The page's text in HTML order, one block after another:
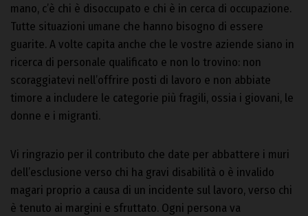
mano, c’è chi è disoccupato e chi è in cerca di occupazione.
Tutte situazioni umane che hanno bisogno di essere
guarite. A volte capita anche che le vostre aziende siano in
ricerca di personale qualificato e non lo trovino: non
scoraggiatevi nell’offrire posti di lavoro e non abbiate
timore a includere le categorie più fragili, ossia i giovani, le
donne e i migranti.
Vi ringrazio per il contributo che date per abbattere i muri
dell’esclusione verso chi ha gravi disabilità o è invalido
magari proprio a causa di un incidente sul lavoro, verso chi
è tenuto ai margini e sfruttato. Ogni persona va